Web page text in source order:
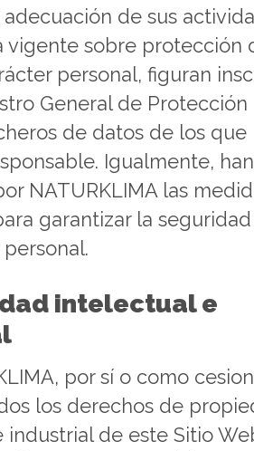
de sus
vigente sobre protección
personal, figuran
General de Protección
de datos de los que
Igualmente,
NATURKLIMA las
garantizar la
intelectual e
por sí o como
los derechos de
industrial de este Sitio